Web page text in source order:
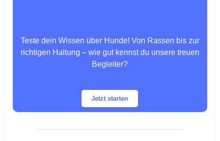
Teste dein Wissen über Hunde! Von Rassen bis zur
richtigen Haltung – wie gut kennst du unsere treuen
Begleiter?
Jetzt starten